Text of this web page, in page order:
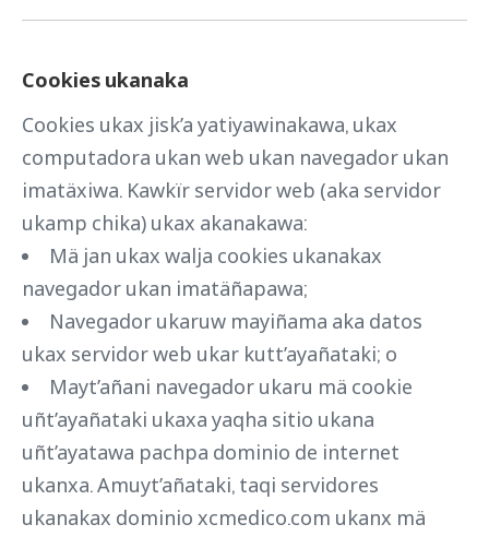
Cookies ukanaka
Cookies ukax jisk’a yatiyawinakawa, ukax
computadora ukan web ukan navegador ukan
imatäxiwa. Kawkïr servidor web (aka servidor
ukamp chika) ukax akanakawa:
Mä jan ukax walja cookies ukanakax
navegador ukan imatäñapawa;
Navegador ukaruw mayiñama aka datos
ukax servidor web ukar kutt’ayañataki; o
Mayt’añani navegador ukaru mä cookie
uñt’ayañataki ukaxa yaqha sitio ukana
uñt’ayatawa pachpa dominio de internet
ukanxa. Amuyt’añataki, taqi servidores
ukanakax dominio xcmedico.com ukanx mä